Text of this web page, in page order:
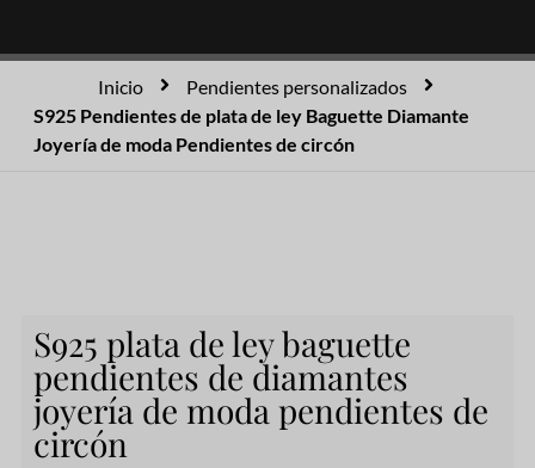
Inicio
Pendientes personalizados
S925 Pendientes de plata de ley Baguette Diamante
Joyería de moda Pendientes de circón
S925 plata de ley baguette
pendientes de diamantes
joyería de moda pendientes de
circón